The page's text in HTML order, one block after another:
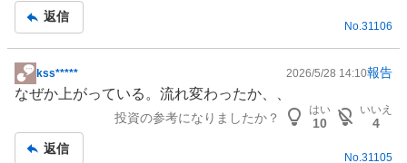
返信
No. 31106
掲
示
kss***** 2026/5/28 14:10報告
なぜか上がっている。流れ変わったか、、
投資の参考になりましたか？
はい
10
いいえ
4
返信
No.31105